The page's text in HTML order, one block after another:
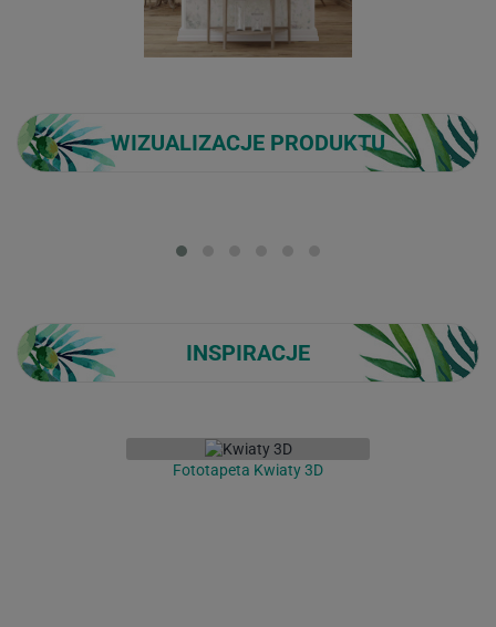
WIZUALIZACJE PRODUKTU
INSPIRACJE
Fototapeta Kwiaty 3D